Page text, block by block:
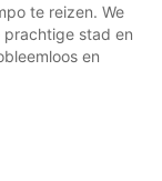
te reizen. We
prachtige stad en
en